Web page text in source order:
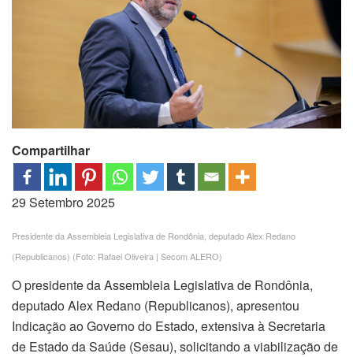
Compartilhar
29 Setembro 2025
Presidente da Assembleia Legislativa de Rondônia, deputado Alex Redano
(Republicanos) (Foto: Rafael Oliveira | Secom ALERO)
O presidente da Assembleia Legislativa de Rondônia,
deputado Alex Redano (Republicanos), apresentou
Indicação ao Governo do Estado, extensiva à Secretaria
de Estado da Saúde (Sesau), solicitando a viabilização de